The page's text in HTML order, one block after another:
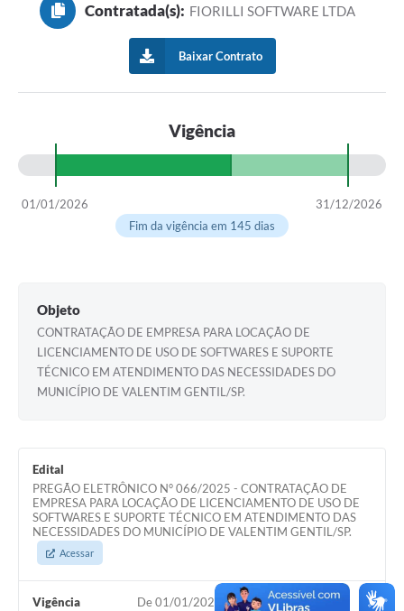
Contratada(s): FIORILLI SOFTWARE LTDA
Baixar Contrato
Vigência
01/01/2026
31/12/2026
Fim da vigência em 145 dias
Objeto
CONTRATAÇÃO DE EMPRESA PARA LOCAÇÃO DE
LICENCIAMENTO DE USO DE SOFTWARES E SUPORTE
TÉCNICO EM ATENDIMENTO DAS NECESSIDADES DO
MUNICÍPIO DE VALENTIM GENTIL/SP.
Edital
PREGÃO ELETRÔNICO N° 066/2025 - CONTRATAÇÃO DE
EMPRESA PARA LOCAÇÃO DE LICENCIAMENTO DE USO DE
SOFTWARES E SUPORTE TÉCNICO EM ATENDIMENTO DAS
NECESSIDADES DO MUNICÍPIO DE VALENTIM GENTIL/SP.
Acessar
Vigência De 01/01/2026 à 31/12/2026